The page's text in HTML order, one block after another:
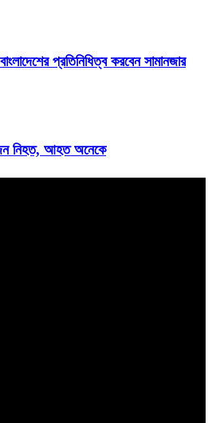
প্রতিনিধিত্ব করবেন সামানজার
জন নিহত, আহত অনেকে